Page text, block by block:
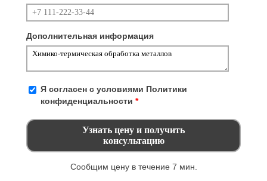
Дополнительная информация
Я согласен с условиями Политики
конфиденциальности *
Сообщим цену в течение 7 мин.